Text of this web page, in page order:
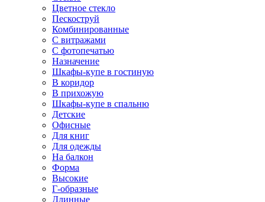
Цветное стекло
Пескоструй
Комбинированные
С витражами
С фотопечатью
Назначение
Шкафы-купе в гостиную
В коридор
В прихожую
Шкафы-купе в спальню
Детские
Офисные
Для книг
Для одежды
На балкон
Форма
Высокие
Г-образные
Длинные